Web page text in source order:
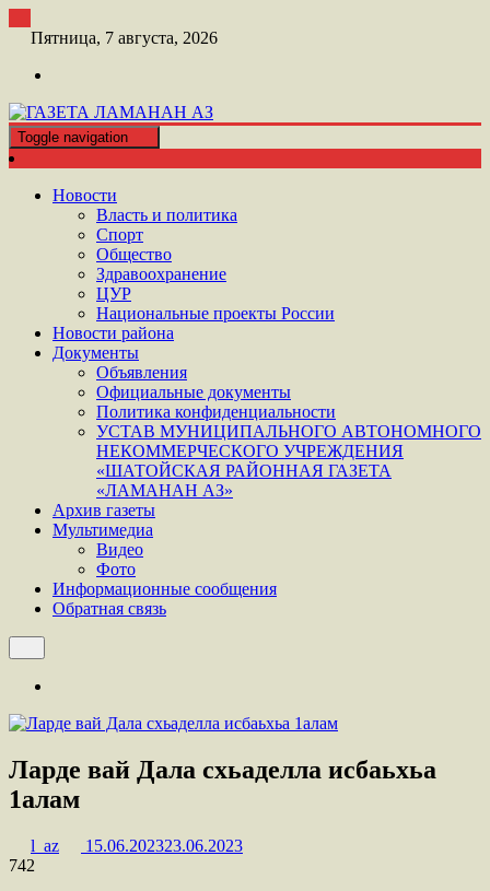
Пятница, 7 августа, 2026
ГАЗЕТА ЛАМАНАН АЗ
ШАТОЙСКАЯ ГАЗЕТА ЛАМАНАН АЗ
Toggle navigation
Новости
Власть и политика
Спорт
Общество
Здравоохранение
ЦУР
Национальные проекты России
Новости района
Документы
Объявления
Официальные документы
Политика конфиденциальности
УСТАВ МУНИЦИПАЛЬНОГО АВТОНОМНОГО
НЕКОММЕРЧЕСКОГО УЧРЕЖДЕНИЯ
«ШАТОЙСКАЯ РАЙОННАЯ ГАЗЕТА
«ЛАМАНАН АЗ»
Архив газеты
Мультимедиа
Видео
Фото
Информационные сообщения
Обратная связь
Ларде вай Дала схьаделла исбаьхьа
1алам
l_az 15.06.202323.06.2023
742